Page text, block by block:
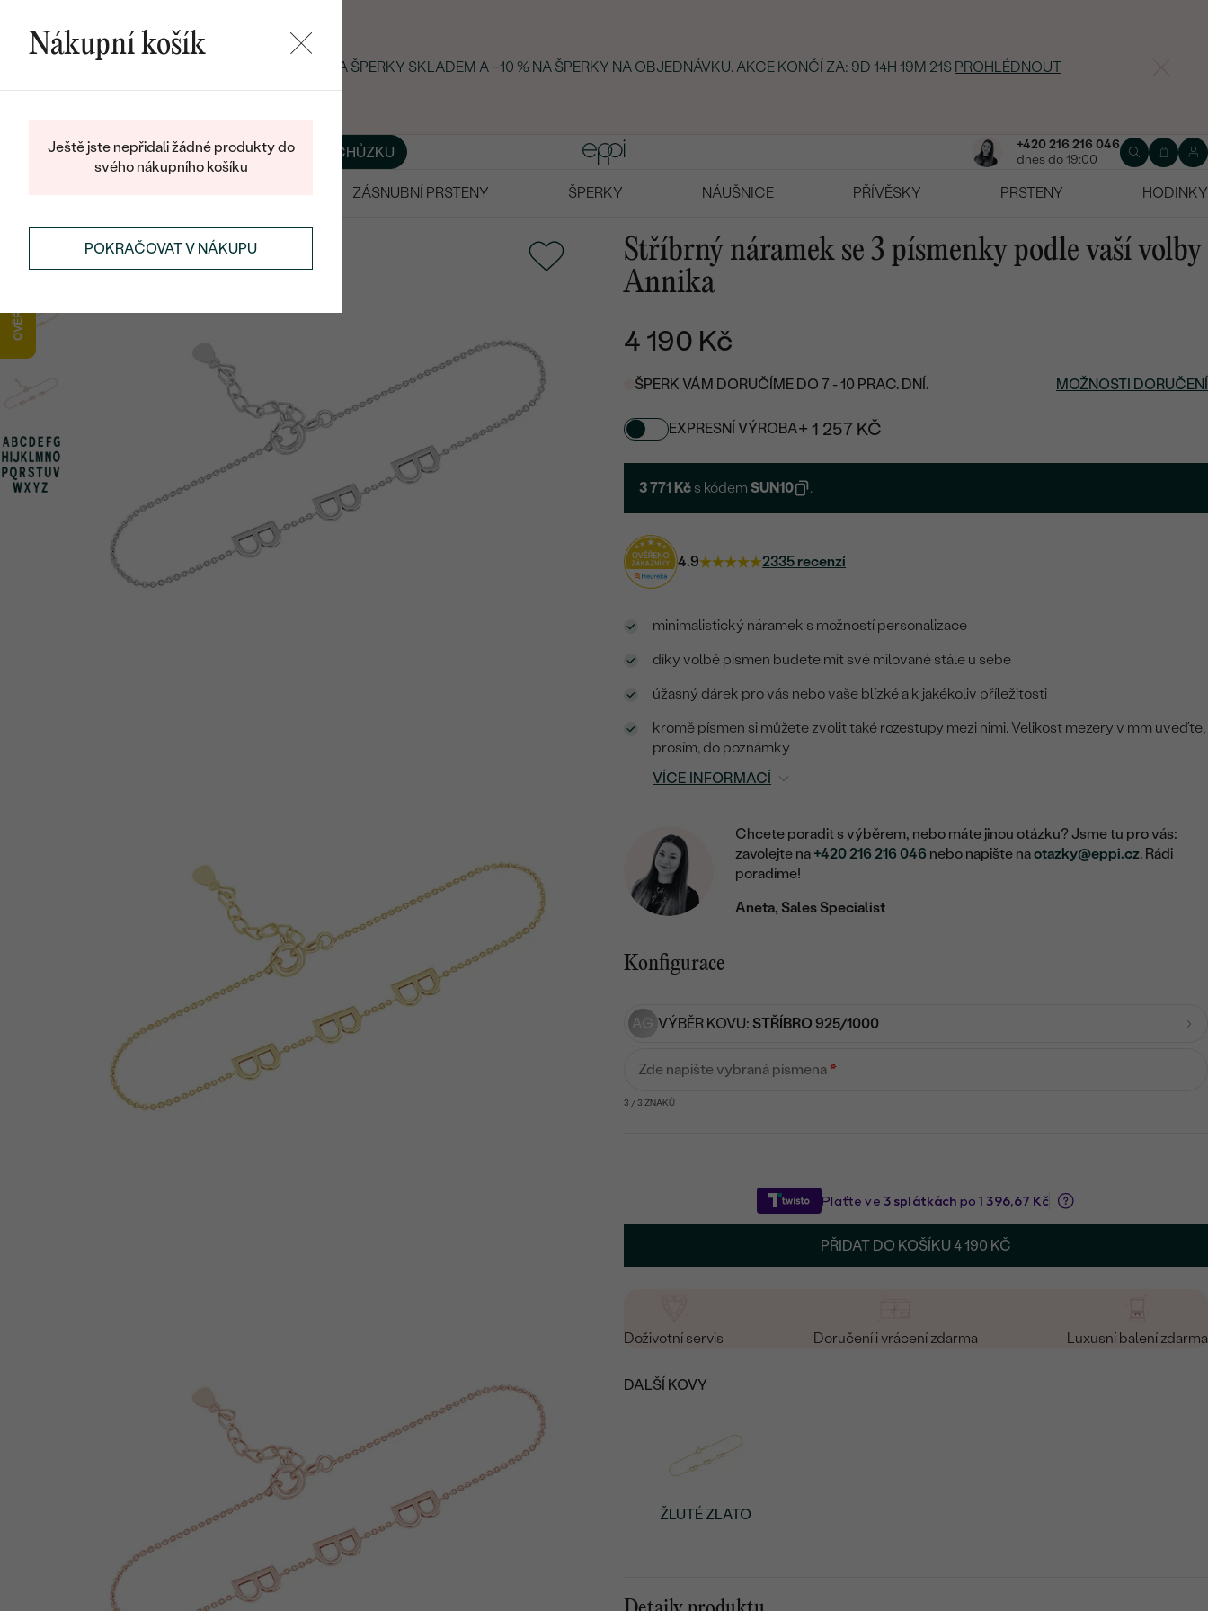
LETNÍ BLACK FRIDAY: −25 % NA ŠPERKY SKLADEM A −10 % NA ŠPERKY NA OBJEDNÁVKU. AKCE KONČÍ ZA: 9D 14H 19M 21S PROHLÉDNOUT
BLOGŠPERKY NA MÍRU DOMLUVIT SI SCHŮZKU
+420 216 216 046
dnes do 19:00
ZÁSNUBNÍ PRSTENY ŠPERKY NÁUŠNICE PŘÍVĚSKY PRSTENY HODINKY
Stříbrný náramek se 3 písmenky podle vaší volby
Annika
4 190 Kč
ŠPERK VÁM DORUČÍME DO 7 - 10 PRAC. DNÍ. MOŽNOSTI DORUČENÍ
EXPRESNÍ VÝROBA+ 1 257 KČ
3 771 Kč s kódemSUN10 .
4.9 2335 recenzí
minimalistický náramek s možností personalizace
díky volbě písmen budete mít své milované stále u sebe
úžasný dárek pro vás nebo vaše blízké a k jakékoliv příležitosti
kromě písmen si můžete zvolit také rozestupy mezi nimi. Velikost mezery v mm uveďte,
prosím, do poznámky
VÍCE INFORMACÍ
Chcete poradit s výběrem, nebo máte jinou otázku? Jsme tu pro vás:
zavolejte na +420 216 216 046 nebo napište naotazky@eppi.cz. Rádi
poradíme!
Aneta, Sales Specialist
Konfigurace
AG VÝBĚR KOVU: STŘÍBRO 925/1000
Zde napište vybraná písmena*
3 / 3 ZNAKŮ
PŘIDAT DO KOŠÍKU4 190 KČ
Doživotní servis Doručení i vrácení zdarma Luxusní balení zdarma
DALŠÍ KOVY
ŽLUTÉ ZLATO
Nákupní košík
Ještě jste nepřidali žádné produkty do
svého nákupního košíku
POKRAČOVAT V NÁKUPU